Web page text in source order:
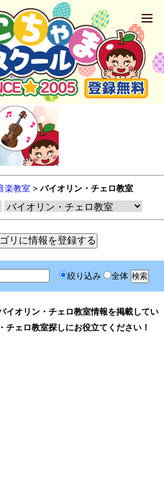
楽教室 > バイオリン・チェロ教室
絞り込み 全体
イオリン・チェロ教室情報を掲載してい
チェロ教室探しにお役立てください！